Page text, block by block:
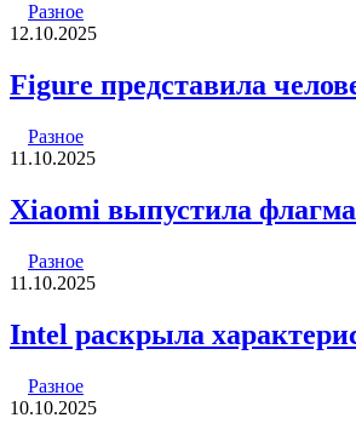
Разное
12.10.2025
Figure представила
Разное
11.10.2025
Xiaomi выпустила
Разное
11.10.2025
Intel раскрыла
Разное
10.10.2025